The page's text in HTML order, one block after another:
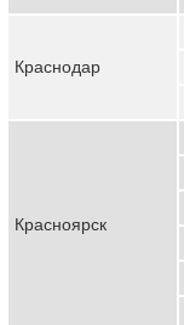
Краснодар
Красноярск